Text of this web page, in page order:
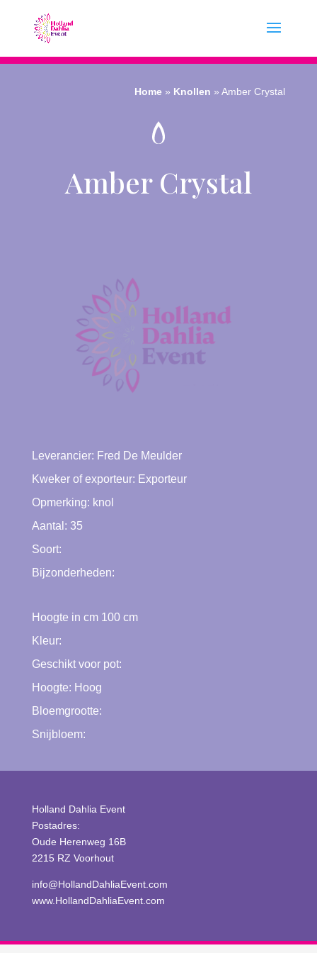
Home » Knollen »Amber Crystal
Amber Crystal
Leverancier: Fred De Meulder
Kweker of exporteur: Exporteur
Opmerking: knol
Aantal: 35
Soort:
Bijzonderheden:
Hoogte in cm 100cm
Kleur:
Geschikt voor pot:
Hoogte: Hoog
Bloemgrootte:
Snijbloem:
Holland Dahlia Event
Postadres:
Oude Herenweg 16B
2215 RZ Voorhout
info@HollandDahliaEvent.com
www.HollandDahliaEvent.com